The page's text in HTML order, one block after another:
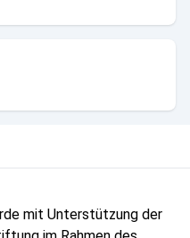
mit Unterstützung der